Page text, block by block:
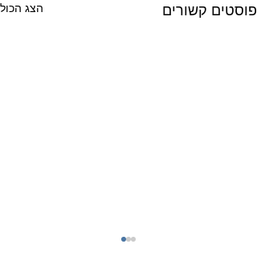
פוסטים קשורים הצג הכול